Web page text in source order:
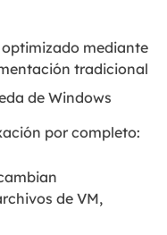
optimizado mediante
tradicional
de Windows
por completo:
de VM,